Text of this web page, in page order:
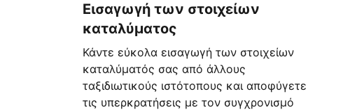
Εισαγωγή των στοιχείων
καταλύματος
Κάντε εύκολα εισαγωγή των στοιχείων
καταλύματός σας από άλλους
ταξιδιωτικούς ιστότοπους και αποφύγετε
τις υπερκρατήσεις με τον συγχρονισμό